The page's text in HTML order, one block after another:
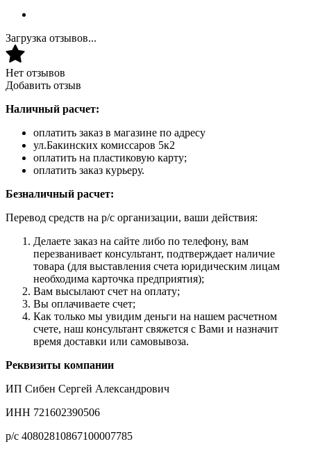
Загрузка отзывов...
Нет отзывов
Добавить отзыв
Наличный расчет:
оплатить заказ в магазине по адресу
ул.Бакинских комиссаров 5к2
оплатить на пластиковую карту;
оплатить заказ курьеру.
Безналичный расчет:
Перевод средств на р/с организации, ваши действия:
Делаете заказ на сайте либо по телефону, вам
перезванивает консультант, подтверждает наличие
товара (для выставления счета юридическим лицам
необходима карточка предприятия);
Вам высылают счет на оплату;
Вы оплачиваете счет;
Как только мы увидим деньги на нашем расчетном
счете, наш консультант свяжется с Вами и назначит
время доставки или самовывоза.
Реквизиты компании
ИП Сибен Сергей Александрович
ИНН 721602390506
р/с 40802810867100007785